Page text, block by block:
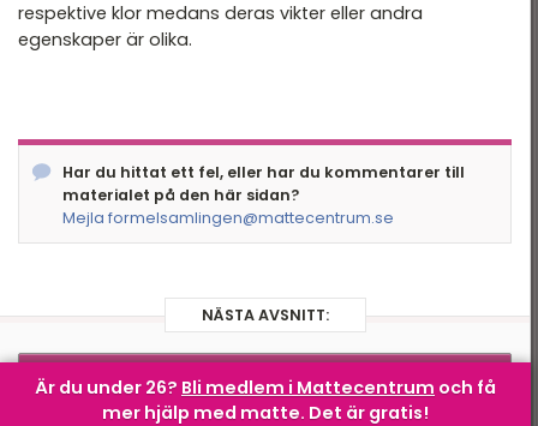
respektive klor medans deras vikter eller andra
egenskaper är olika.
Har du hittat ett fel, eller har du kommentarer till
materialet på den här sidan?
Mejla formelsamlingen@mattecentrum.se
NÄSTA AVSNITT:
SUBSTANSMÄNGD –
Koncentrationen
Är du under 26? Bli medlem i Mattecentrum och få
mer hjälp med matte. Det är gratis!